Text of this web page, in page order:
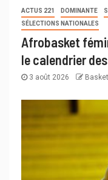
ACTUS 221 DOMINANTE
SÉLECTIONS NATIONALES
Afrobasket
le calendrier
3 août 2026